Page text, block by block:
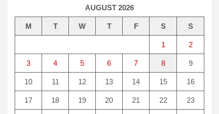
AUGUST 2026
M T W T F S S
1 2
3 4 5 6 7 8 9
10 11 12 13 14 15 16
17 18 19 20 21 22 23